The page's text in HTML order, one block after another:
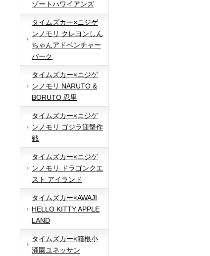
ゾートハワイアンズ
タイムズカー×ニジゲ
ンノモリ クレヨンしん
ちゃんアドベンチャー
パーク
タイムズカー×ニジゲ
ンノモリ NARUTO &
BORUTO 忍里
タイムズカー×ニジゲ
ンノモリ ゴジラ迎撃作
戦
タイムズカー×ニジゲ
ンノモリ ドラゴンクエ
スト アイランド
タイムズカー×AWAJI
HELLO KITTY APPLE
LAND
タイムズカー×箱根小
涌園ユネッサン